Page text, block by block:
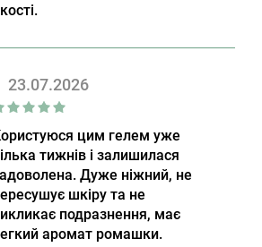
23.07.2026
цим гелем уже
тижнів і залишилася
Дуже ніжний, не
шкіру та не
подразнення, має
аромат ромашки.